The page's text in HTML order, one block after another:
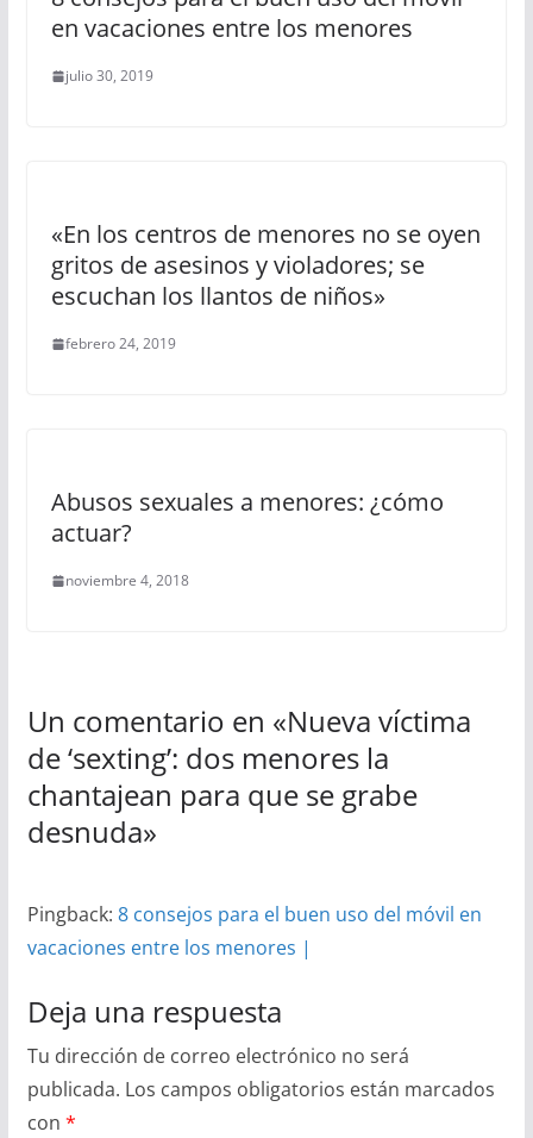
en vacaciones entre los menores
julio 30, 2019
«En los centros de menores no se oyen
gritos de asesinos y violadores; se
escuchan los llantos de niños»
febrero 24, 2019
Abusos sexuales a menores: ¿cómo
actuar?
noviembre 4, 2018
Un comentario en «Nueva víctima
de ‘sexting’: dos menores la
chantajean para que se grabe
desnuda»
Pingback: 8 consejos para el buen uso del móvil en
vacaciones entre los menores |
Deja una respuesta
Tu dirección de correo electrónico no será
publicada. Los campos obligatorios están marcados
con *